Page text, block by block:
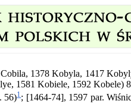
1378 Kobyla, 1417
1581 Kobiele, 1592 Kobele)
56)1; [1464-74], 1597 par.